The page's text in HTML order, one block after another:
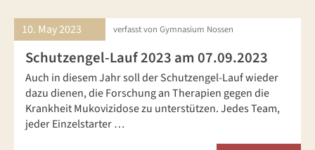
10. May2023 verfasst von Gymnasium Nossen
Schutzengel-Lauf 2023 am 07.09.2023
Auch in diesem Jahr soll der Schutzengel-Lauf wieder
dazu dienen, die Forschung an Therapien gegen die
Krankheit Mukovizidose zu unterstützen. Jedes Team,
jeder Einzelstarter …